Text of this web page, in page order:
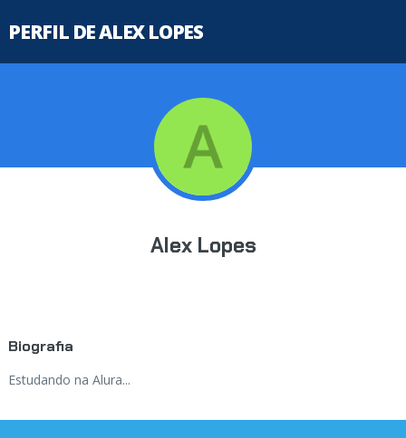
PERFIL DE ALEX LOPES
Alex Lopes
Biografia
Estudando na Alura...